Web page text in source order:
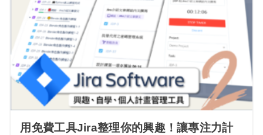
用免費工具Jira整理你的興趣！讓專注力計